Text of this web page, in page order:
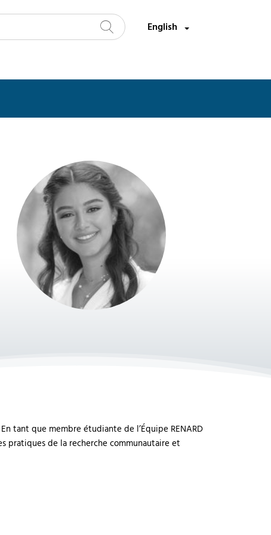
Search
English
tant que membre étudiante de l’Équipe RENARD
pratiques de la recherche communautaire et